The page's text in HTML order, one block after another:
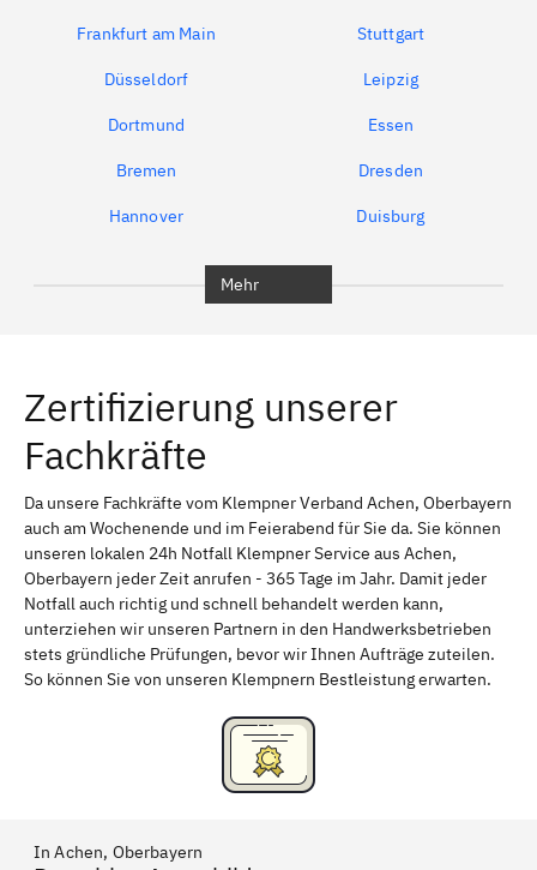
Frankfurt am Main Stuttgart
Düsseldorf Leipzig
Dortmund Essen
Bremen Dresden
Hannover Duisburg
Erlangen Bamberg
Bayreuth
Schweinfurt Passau
Freising Rudelsdorf, Mittelfranken
Mehr
Zertifizierung unserer
Fachkräfte
Da unsere Fachkräfte vom Klempner Verband Achen, Oberbayern
auch am Wochenende und im Feierabend für Sie da. Sie können
unseren lokalen 24h Notfall Klempner Service aus Achen,
Oberbayern jeder Zeit anrufen - 365 Tage im Jahr. Damit jeder
Notfall auch richtig und schnell behandelt werden kann,
unterziehen wir unseren Partnern in den Handwerksbetrieben
stets gründliche Prüfungen, bevor wir Ihnen Aufträge zuteilen.
So können Sie von unseren Klempnern Bestleistung erwarten.
In Achen, Oberbayern